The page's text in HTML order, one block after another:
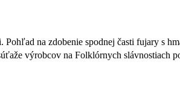
na zdobenie spodnej časti fujary s
výrobcov na Folklórnych slávnostiach